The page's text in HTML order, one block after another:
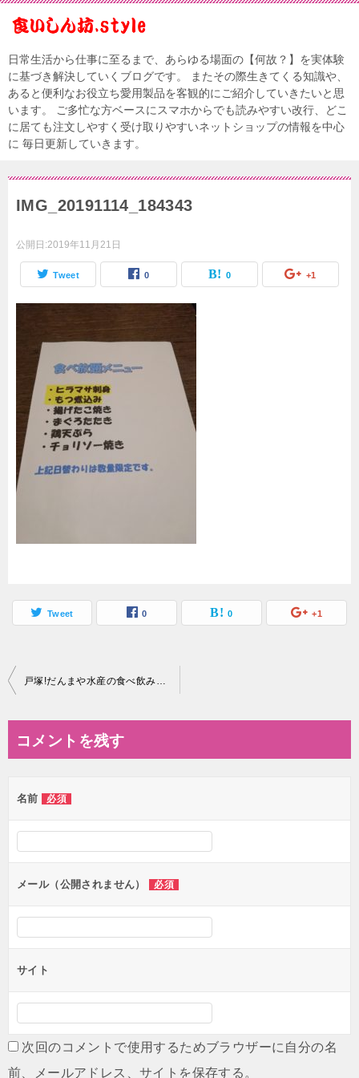
日常生活から仕事に至るまで、あらゆる場面の【何故？】を実体験
に基づき解決していくブログです。 またその際生きてくる知識や、
あると便利なお役立ち愛用製品を客観的にご紹介していきたいと思
います。 ご多忙な方ベースにスマホからでも読みやすい改行、どこ
に居ても注文しやすく受け取りやすいネットショップの情報を中心
に 毎日更新していきます。
IMG_20191114_184343
公開日:2019年11月21日
Tweet 0 0 +1
Tweet 0 0 +1
投
ビ
ー
シ
ン
戸塚!だんまや水産の食べ飲み放題メニューは神コスパって本当??
コメントを残す
名前 必須
メール（公開されません） 必須
サイト
次回のコメントで使用するためブラウザーに自分の名
前、メールアドレス、サイトを保存する。